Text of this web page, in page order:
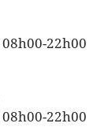
08h00-22h00
08h00-22h00